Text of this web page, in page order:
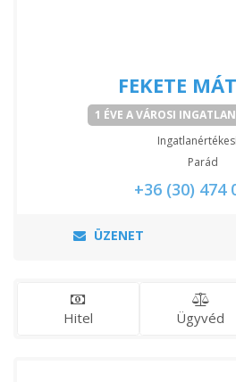
FEKETE
1 ÉVE A VÁROSI
Parád
+36 (30) 474
ÜZENET
Hitel Ügyvéd